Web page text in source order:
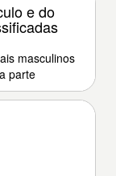
e do
masculinos
parte